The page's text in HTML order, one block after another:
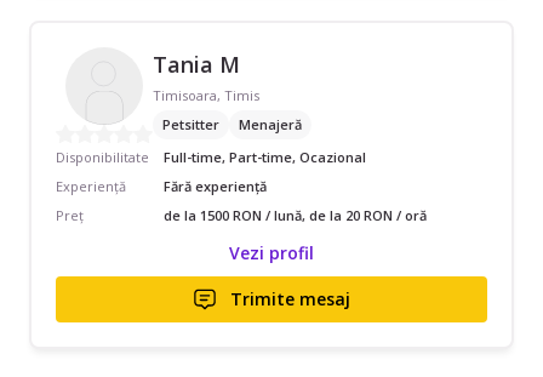
Tania M
Timisoara, Timis
Petsitter
Menajeră
Disponibilitate
Full-time, Part-time, Ocazional
Experiență
Fără experiență
Preț
de la 1500 RON / lună, de la 20 RON / oră
Vezi profil
Trimite mesaj